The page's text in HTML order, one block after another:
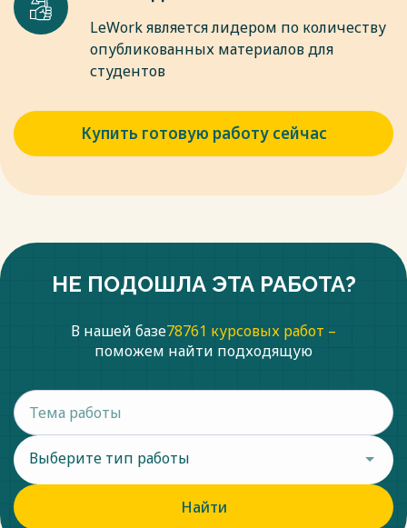
LeWork является лидером по количеству
опубликованных материалов для
студентов
Купить готовую работу сейчас
НЕ ПОДОШЛА ЭТА РАБОТА?
В нашей базе78761 курсовых работ –
поможем найти подходящую
Выберите тип работы
Найти